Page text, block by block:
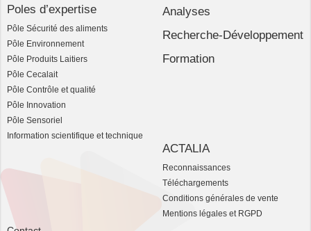
Poles d’expertise
Pôle Sécurité des aliments
Pôle Environnement
Pôle Produits Laitiers
Pôle Cecalait
Pôle Contrôle et qualité
Pôle Innovation
Pôle Sensoriel
Information scientifique et technique
Analyses
Recherche-Développement
Formation
ACTALIA
Reconnaissances
Téléchargements
Conditions générales de vente
Mentions légales et RGPD